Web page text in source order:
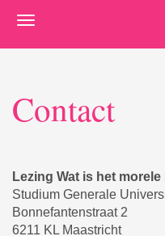
Contact
Lezing Wat is het
Studium Generale
Bonnefantenstraat 2
6211 KL Maastricht